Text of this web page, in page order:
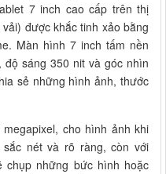
7 inch cao cấp trên thị
được khắc tinh xảo bằng
Màn hình 7 inch tấm nền
độ sáng 350 nit và góc nhìn
sẻ những hình ảnh, thước
cho hình ảnh khi
nét và rõ ràng, còn với
chụp những bức hình hoặc